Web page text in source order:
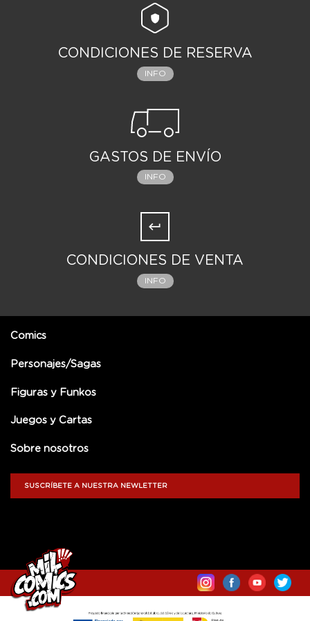
CONDICIONES DE RESERVA
INFO
GASTOS DE ENVÍO
INFO
CONDICIONES DE VENTA
INFO
Comics
Personajes/Sagas
Figuras y Funkos
Juegos y Cartas
Sobre nosotros
SUSCRÍBETE A NUESTRA NEWLETTER